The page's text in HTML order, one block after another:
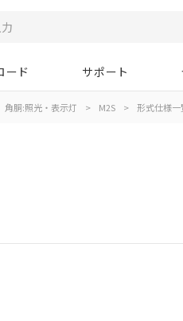
ード サポート
角胴:照光・表示灯 > M2S > 形式仕様一